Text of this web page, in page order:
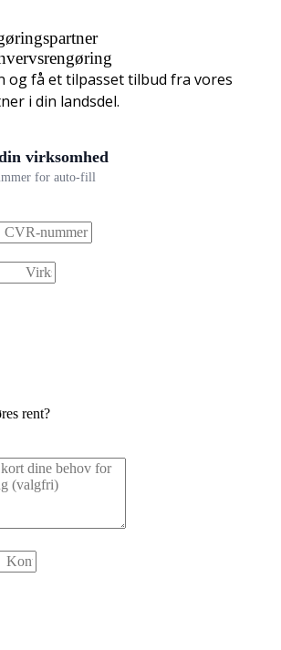
og få et tilpasset tilbud fra vores
i din landsdel.
virksomhed
for auto-fill
rent?